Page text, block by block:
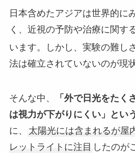
日本含めたアジアは世界的に
く、近視の予防や治療に関す
います。しかし、実験の難しさ
法は確立されていないのが現
そんな中、
「外で日光をたく
は視力が下がりにくい」とい
に、
太陽光には含まれるが屋
レットライトに注目 したのが